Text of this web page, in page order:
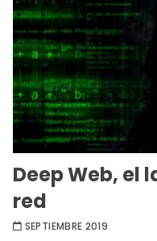
Deep Web, el
red
SEPTIEMBRE 2019